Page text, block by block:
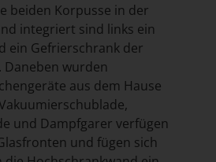
beiden Korpusse in der
integriert sind links ein
ein Gefrierschrank der
Daneben wurden
aus dem Hause
und Dampfgarer verfügen
und fügen sich